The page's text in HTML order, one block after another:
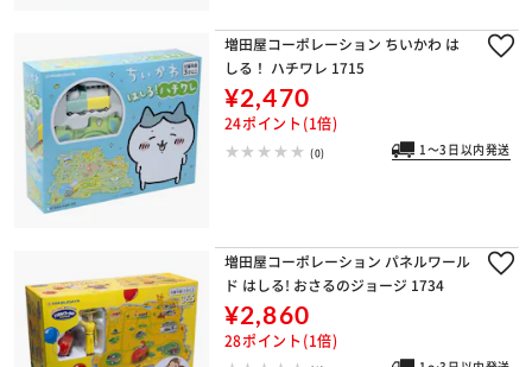
増田屋コーポレーション ちいかわ は
しる！ ハチワレ 1715
¥2,470
24ポイント(1倍)
(0) 1～3日以内発送
増田屋コーポレーション パネルワール
ド はしる! おさるのジョージ 1734
¥2,860
28ポイント(1倍)